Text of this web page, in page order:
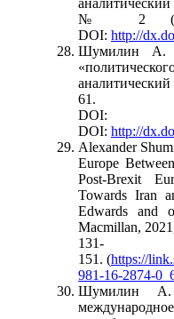
№ 2 (20)
DOI: http://
Шумилин А.
61.
DOI:
DOI: http://
Alexander
Europe
Post-Brexit
Towards Iran
Edwards and
Macmillan,
131-
151. (https://
981-16-2874-
Шумилин А.